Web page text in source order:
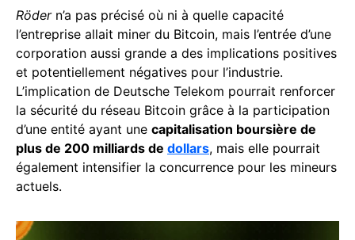
Rödern’a pas précisé où ni à quelle capacité
l’entreprise allait miner du Bitcoin, mais l’entrée d’une
corporation aussi grande a des implications positives
et potentiellement négatives pour l’industrie.
L’implication de Deutsche Telekom pourrait renforcer
la sécurité du réseau Bitcoin grâce à la participation
d’une entité ayant une capitalisation boursière de
plus de 200 milliards de dollars, mais elle pourrait
également intensifier la concurrence pour les mineurs
actuels.